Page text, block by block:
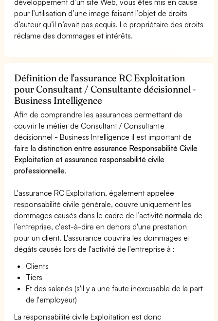
pour l’utilisation d’une image faisant l’objet de droits
d’auteur qu’il n’avait pas acquis. Le propriétaire des droits
réclame des dommages et intérêts.
Définition de l'assurance RC Exploitation
pour Consultant / Consultante décisionnel -
Business Intelligence
Afin de comprendre les assurances permettant de
couvrir le métier de Consultant / Consultante
décisionnel - Business Intelligence il est important de
faire ladistinction entre assurance Responsabilité Civile
Exploitation et assurance responsabilité civile
professionnelle.
L'assurance RC Exploitation, également appelée
responsabilité civile générale, couvre uniquement les
dommages causés dans le cadre de l’activiténormale de
l’entreprise, c'est-à-dire en dehors d'une prestation
pour un client. L'assurance couvrira les dommages et
dégâts causés lors de l'activité de l'entreprise à :
Clients
Tiers
Et des salariés (s'il y a une faute inexcusable de la part
de l'employeur)
La responsabilité civile Exploitation est donc